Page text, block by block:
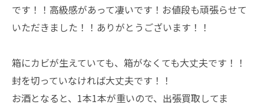
です！！高級感があって凄いです！お値段も頑張らせて
いただきました！！ありがとうございます！！
箱にカビが生えていても、箱がなくても大丈夫です！！
封を切っていなければ大丈夫です！！
お酒となると、1本1本が重いので、出張買取してま